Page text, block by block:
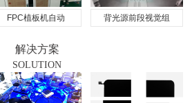
FPC植板机自动 背光源前段视觉组
解决方案
SOLUTION